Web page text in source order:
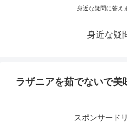
身近な疑問に答え
身近な疑
ラザニアを茹でないで美
スポンサード